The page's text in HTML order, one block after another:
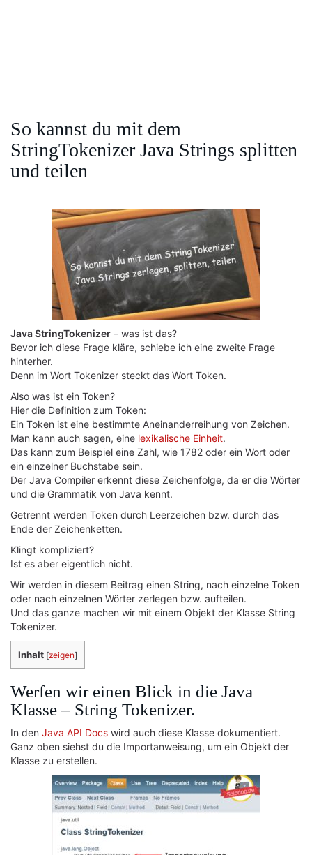
So kannst du mit dem
StringTokenizer Java Strings splitten
und teilen
Java StringTokenizer – was ist das?
Bevor ich diese Frage kläre, schiebe ich eine zweite Frage
hinterher.
Denn im Wort Tokenizer steckt das Wort Token.
Also was ist ein Token?
Hier die Definition zum Token:
Ein Token ist eine bestimmte Aneinanderreihung von Zeichen.
Man kann auch sagen, eine lexikalische Einheit.
Das kann zum Beispiel eine Zahl, wie 1782 oder ein Wort oder
ein einzelner Buchstabe sein.
Der Java Compiler erkennt diese Zeichenfolge, da er die Wörter
und die Grammatik von Java kennt.
Getrennt werden Token durch Leerzeichen bzw. durch das
Ende der Zeichenketten.
Klingt kompliziert?
Ist es aber eigentlich nicht.
Wir werden in diesem Beitrag einen String, nach einzelne Token
oder nach einzelnen Wörter zerlegen bzw. aufteilen.
Und das ganze machen wir mit einem Objekt der Klasse String
Tokenizer.
Inhalt [zeigen]
Werfen wir einen Blick in die Java
Klasse – String Tokenizer.
In den Java API Docs wird auch diese Klasse dokumentiert.
Ganz oben siehst du die Importanweisung, um ein Objekt der
Klasse zu erstellen.